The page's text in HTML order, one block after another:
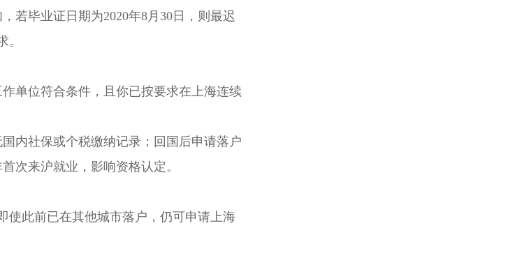
若毕业证日期为2020年8月30日，则最迟
。
单位符合条件，且你已按要求在上海连续
社保或个税缴纳记录；回国后申请落户
次来沪就业，影响资格认定。
此前已在其他城市落户，仍可申请上海